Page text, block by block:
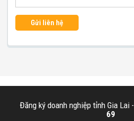
Gửi liên hệ
Đăng ký doanh nghiệp tỉnh Gia Lai -
69